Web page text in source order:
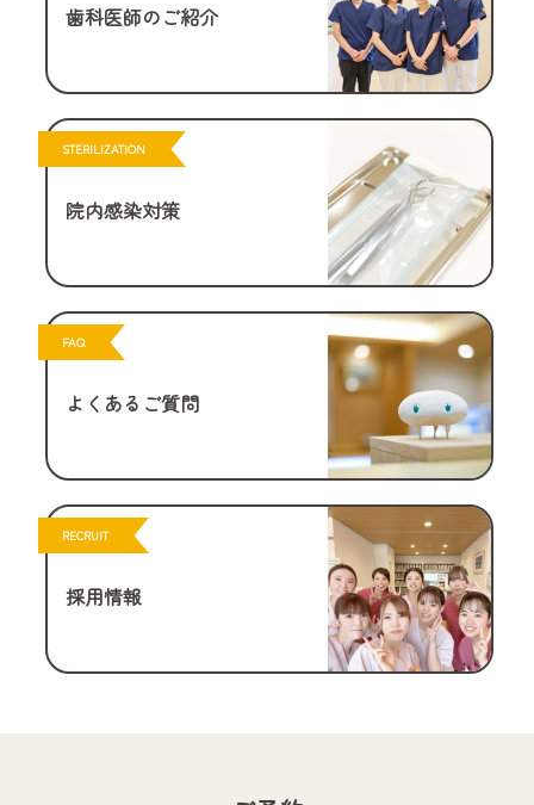
歯科医師のご紹介
STERILIZATION
院内感染対策
FAQ
よくあるご質問
RECRUIT
採用情報